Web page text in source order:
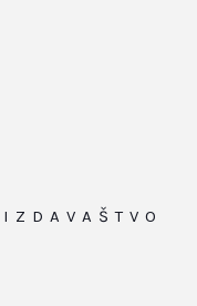
IZDAVAŠTVO